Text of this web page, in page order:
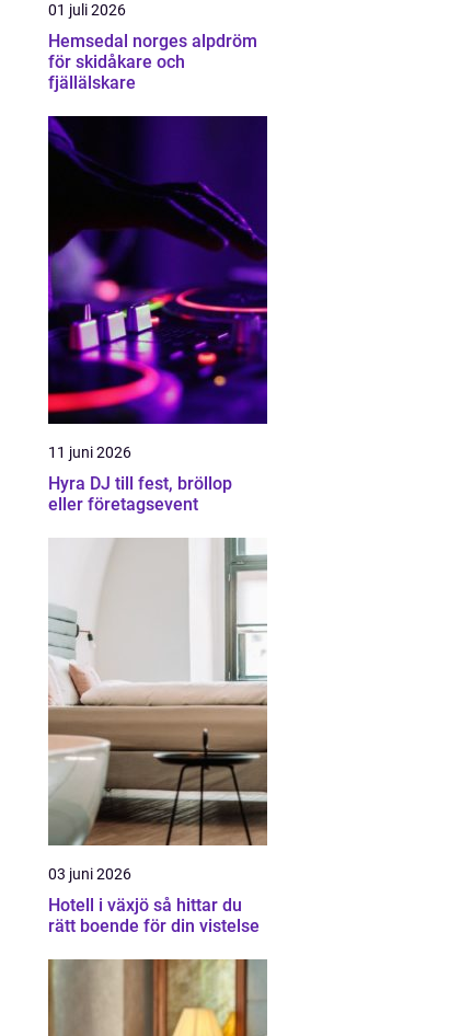
01 juli 2026
Hemsedal norges alpdröm
för skidåkare och
fjällälskare
11 juni 2026
Hyra DJ till fest, bröllop
eller företagsevent
03 juni 2026
Hotell i växjö så hittar du
rätt boende för din vistelse